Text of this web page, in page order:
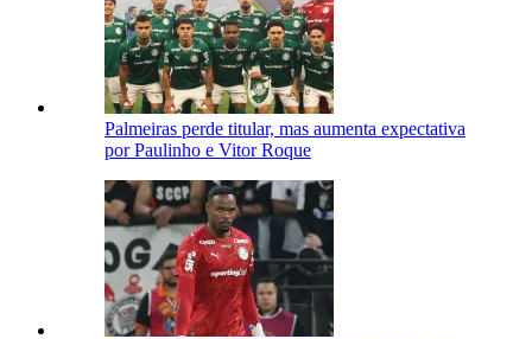
Palmeiras perde titular, mas aumenta expectativa
por Paulinho e Vitor Roque